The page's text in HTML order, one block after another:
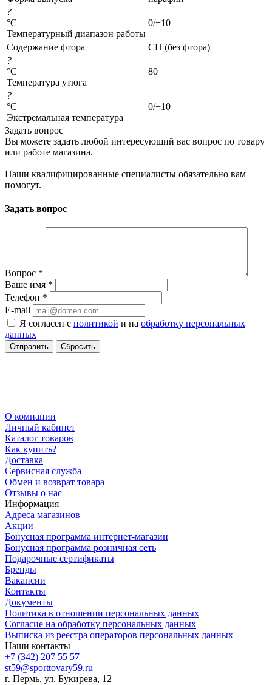
?
°C
Температурный диапазон работы
0/+10
Содержание фтора
CH (без фтора)
?
°C
Температура утюга
80
?
°C
Экстремальная температура
0/+10
Задать вопрос
Вы можете задать любой интересующий вас вопрос по товару
или работе магазина.
Наши квалифицированные специалисты обязательно вам
помогут.
Задать вопрос
Вопрос *
Ваше имя *
Телефон *
E-mail
Я согласен с политикой и на обработку персональных
данных
Сбросить
О компании
Личный кабинет
Каталог товаров
Как купить?
Доставка
Сервисная служба
Обмен и возврат товара
Отзывы о нас
Информация
Адреса магазинов
Акции
Бонусная программа интернет-магазин
Бонусная программа розничная сеть
Подарочные сертификаты
Бренды
Вакансии
Контакты
Документы
Политика в отношении персональных данных
Согласие на обработку персональных данных
Выписка из реестра операторов персональных данных
Наши контакты
+7 (342) 207 55 57
st59@sporttovary59.ru
г. Пермь, ул. Букирева, 12